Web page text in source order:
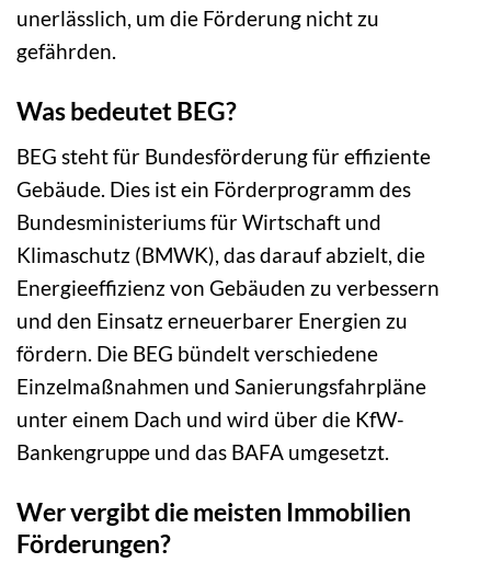
unerlässlich, um die Förderung nicht zu
gefährden.
Was bedeutet BEG?
BEG steht für Bundesförderung für effiziente
Gebäude. Dies ist ein Förderprogramm des
Bundesministeriums für Wirtschaft und
Klimaschutz (BMWK), das darauf abzielt, die
Energieeffizienz von Gebäuden zu verbessern
und den Einsatz erneuerbarer Energien zu
fördern. Die BEG bündelt verschiedene
Einzelmaßnahmen und Sanierungsfahrpläne
unter einem Dach und wird über die KfW-
Bankengruppe und das BAFA umgesetzt.
Wer vergibt die meisten Immobilien
Förderungen?